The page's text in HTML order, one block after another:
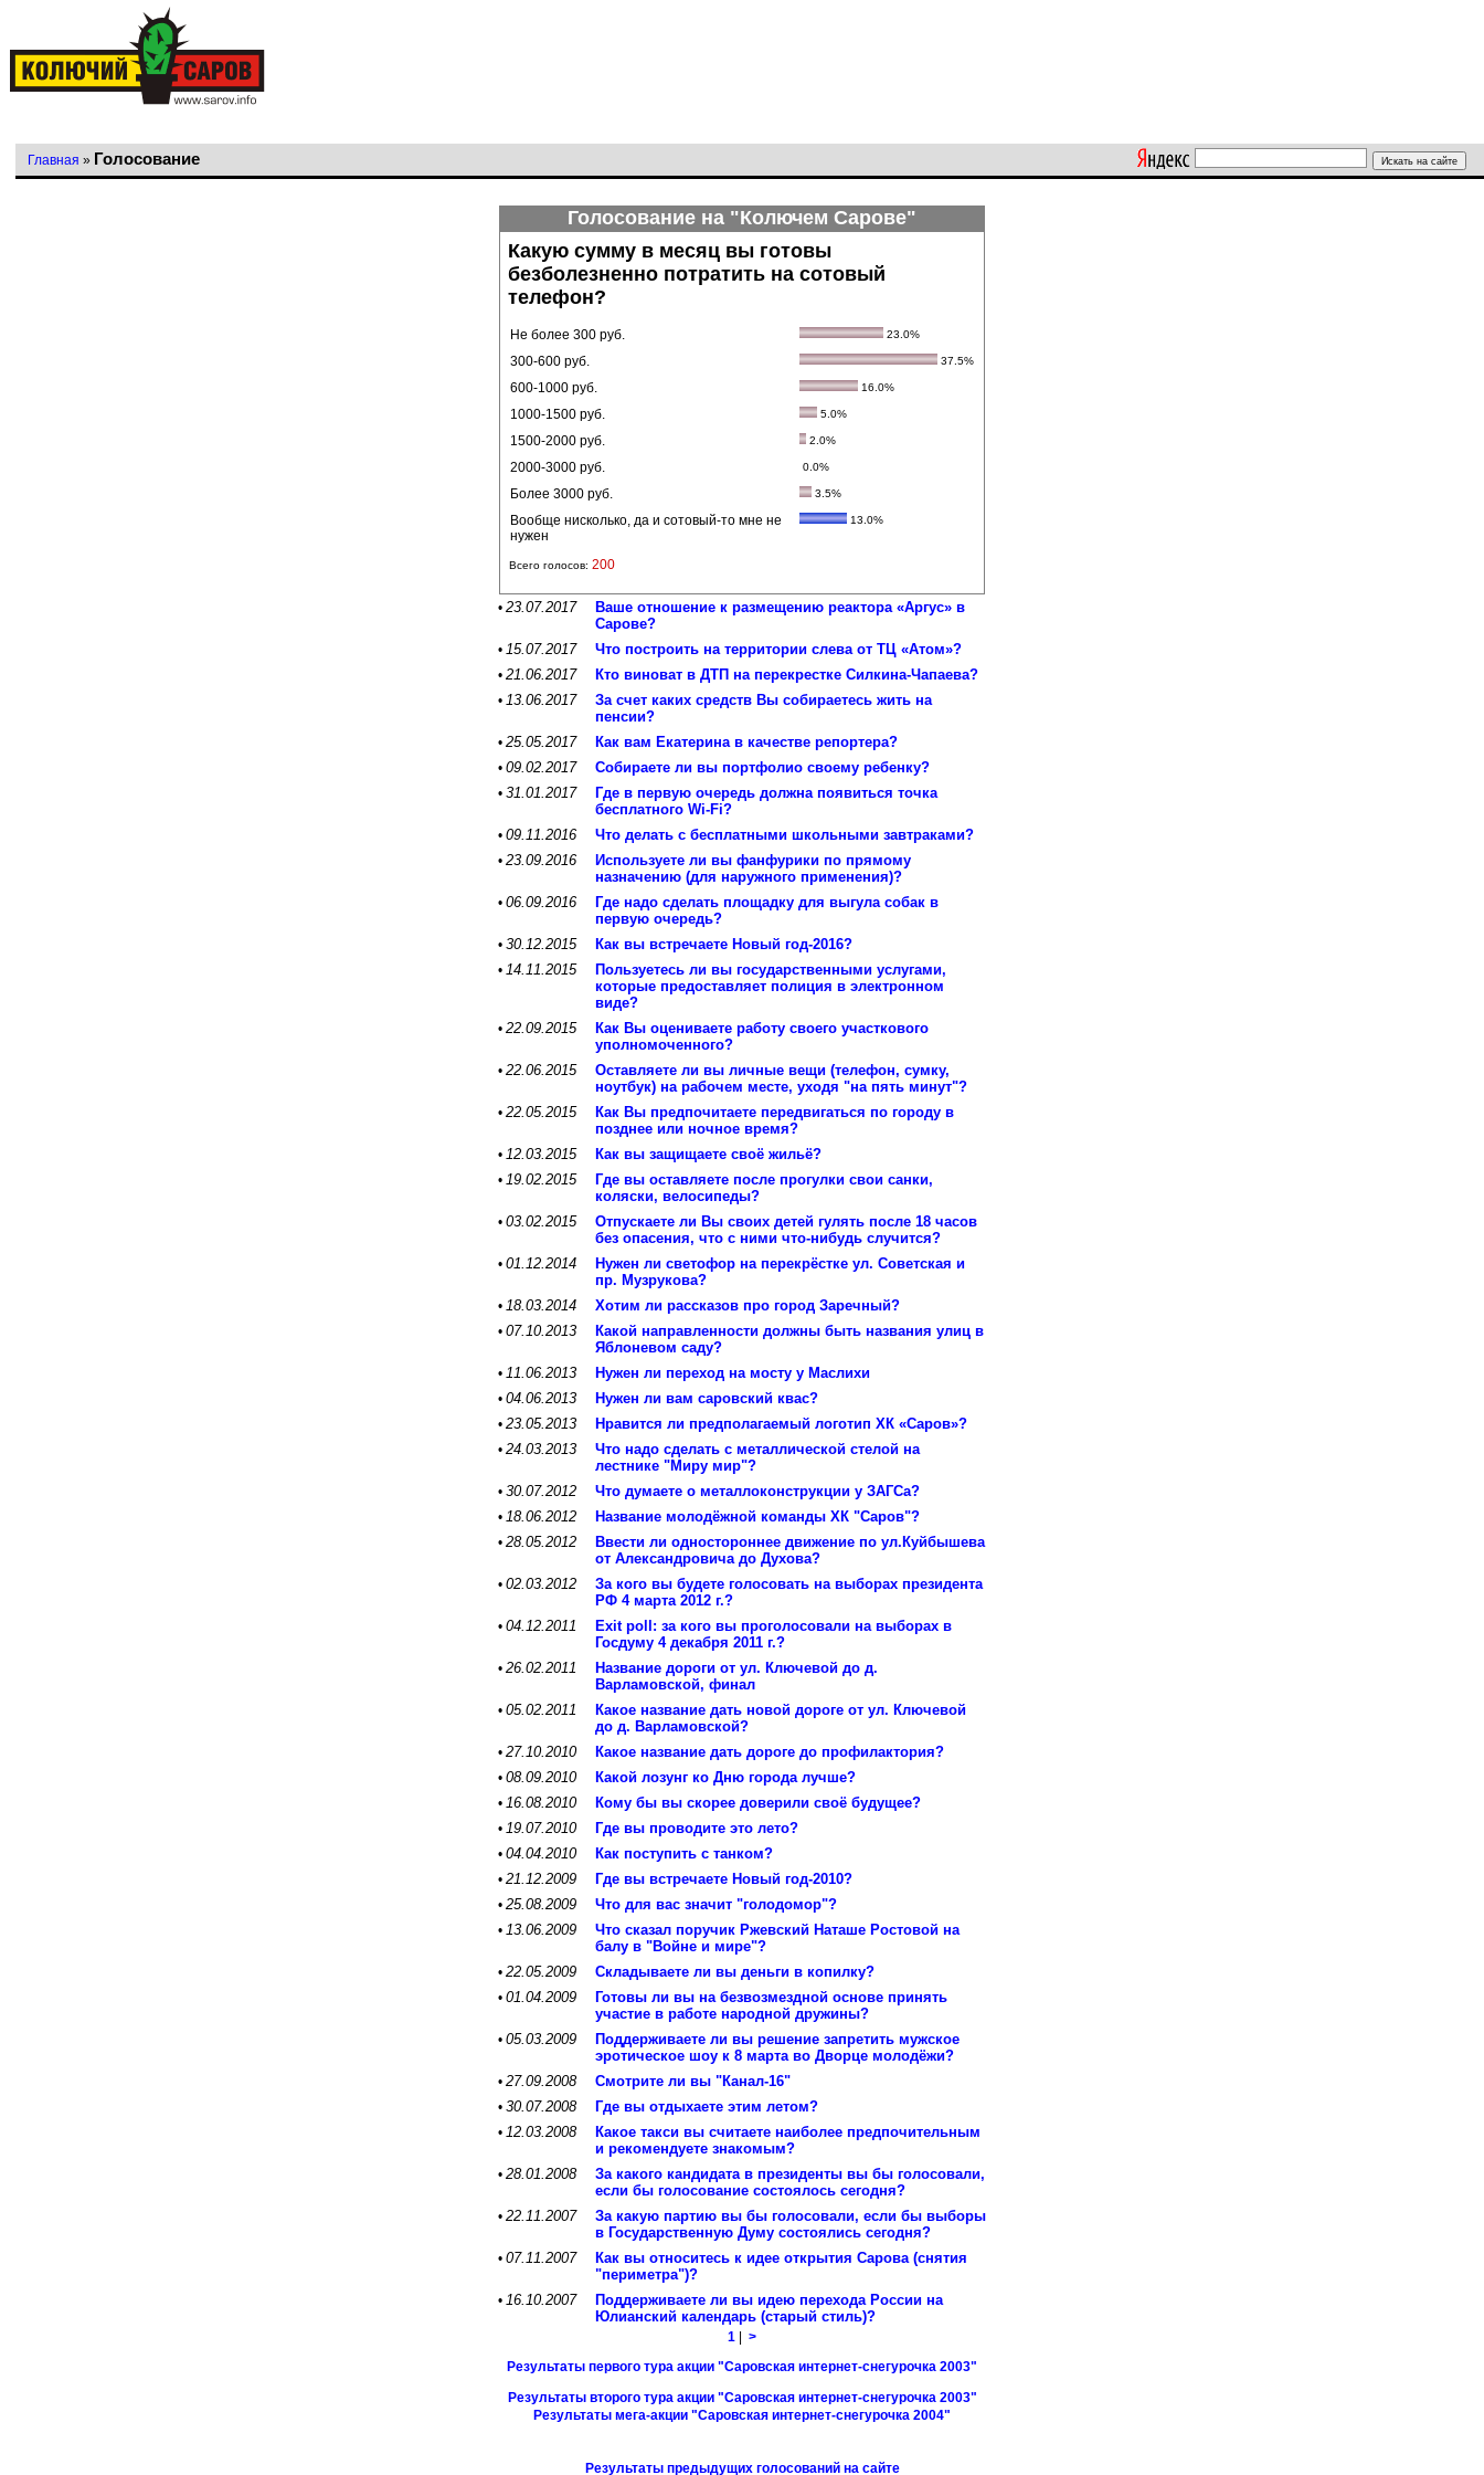
Главная » Голосование
Голосование на "Колючем Сарове"
Какую сумму в месяц вы готовы
безболезненно потратить на сотовый
телефон?
Не более 300 руб. 23.0%
300-600 руб. 37.5%
600-1000 руб. 16.0%
1000-1500 руб. 5.0%
1500-2000 руб. 2.0%
2000-3000 руб. 0.0%
Более 3000 руб. 3.5%
Вообще нисколько, да и сотовый-то мне не
нужен
13.0%
Всего голосов: 200
• 23.07.2017
Ваше отношение к размещению реактора «Аргус» в
Сарове?
• 15.07.2017 Что построить на территории слева от ТЦ «Атом»?
• 21.06.2017 Кто виноват в ДТП на перекрестке Силкина-Чапаева?
• 13.06.2017
За счет каких средств Вы собираетесь жить на
пенсии?
• 25.05.2017 Как вам Екатерина в качестве репортера?
• 09.02.2017 Собираете ли вы портфолио своему ребенку?
• 31.01.2017
Где в первую очередь должна появиться точка
бесплатного Wi-Fi?
• 09.11.2016 Что делать с бесплатными школьными завтраками?
• 23.09.2016
Используете ли вы фанфурики по прямому
назначению (для наружного применения)?
• 06.09.2016
Где надо сделать площадку для выгула собак в
первую очередь?
• 30.12.2015 Как вы встречаете Новый год-2016?
• 14.11.2015
Пользуетесь ли вы государственными услугами,
которые предоставляет полиция в электронном
виде?
• 22.09.2015
Как Вы оцениваете работу своего участкового
уполномоченного?
• 22.06.2015
Оставляете ли вы личные вещи (телефон, сумку,
ноутбук) на рабочем месте, уходя "на пять минут"?
• 22.05.2015
Как Вы предпочитаете передвигаться по городу в
позднее или ночное время?
• 12.03.2015 Как вы защищаете своё жильё?
• 19.02.2015
Где вы оставляете после прогулки свои санки,
коляски, велосипеды?
• 03.02.2015
Отпускаете ли Вы своих детей гулять после 18 часов
без опасения, что с ними что-нибудь случится?
• 01.12.2014
Нужен ли светофор на перекрёстке ул. Советская и
пр. Музрукова?
• 18.03.2014 Хотим ли рассказов про город Заречный?
• 07.10.2013
Какой направленности должны быть названия улиц в
Яблоневом саду?
• 11.06.2013 Нужен ли переход на мосту у Маслихи
• 04.06.2013 Нужен ли вам саровский квас?
• 23.05.2013 Нравится ли предполагаемый логотип ХК «Саров»?
• 24.03.2013
Что надо сделать с металлической стелой на
лестнике "Миру мир"?
• 30.07.2012 Что думаете о металлоконструкции у ЗАГСа?
• 18.06.2012 Название молодёжной команды ХК "Саров"?
• 28.05.2012
Ввести ли одностороннее движение по ул.Куйбышева
от Александровича до Духова?
• 02.03.2012
За кого вы будете голосовать на выборах президента
РФ 4 марта 2012 г.?
• 04.12.2011
Exit poll: за кого вы проголосовали на выборах в
Госдуму 4 декабря 2011 г.?
• 26.02.2011
Название дороги от ул. Ключевой до д.
Варламовской, финал
• 05.02.2011
Какое название дать новой дороге от ул. Ключевой
до д. Варламовской?
• 27.10.2010 Какое название дать дороге до профилактория?
• 08.09.2010 Какой лозунг ко Дню города лучше?
• 16.08.2010 Кому бы вы скорее доверили своё будущее?
• 19.07.2010 Где вы проводите это лето?
• 04.04.2010 Как поступить с танком?
• 21.12.2009 Где вы встречаете Новый год-2010?
• 25.08.2009 Что для вас значит "голодомор"?
• 13.06.2009
Что сказал поручик Ржевский Наташе Ростовой на
балу в "Войне и мире"?
• 22.05.2009 Складываете ли вы деньги в копилку?
• 01.04.2009
Готовы ли вы на безвозмездной основе принять
участие в работе народной дружины?
• 05.03.2009
Поддерживаете ли вы решение запретить мужское
эротическое шоу к 8 марта во Дворце молодёжи?
• 27.09.2008 Смотрите ли вы "Канал-16"
• 30.07.2008 Где вы отдыхаете этим летом?
• 12.03.2008
Какое такси вы считаете наиболее предпочительным
и рекомендуете знакомым?
• 28.01.2008
За какого кандидата в президенты вы бы голосовали,
если бы голосование состоялось сегодня?
• 22.11.2007
За какую партию вы бы голосовали, если бы выборы
в Государственную Думу состоялись сегодня?
• 07.11.2007
Как вы относитесь к идее открытия Сарова (снятия
"периметра")?
• 16.10.2007
Поддерживаете ли вы идею перехода России на
Юлианский календарь (старый стиль)?
1
>
Результаты первого тура акции "Саровская интернет-снегурочка 2003"
Результаты второго тура акции "Саровская интернет-снегурочка 2003"
Результаты мега-акции "Саровская интернет-снегурочка 2004"
Результаты предыдущих голосований на сайте